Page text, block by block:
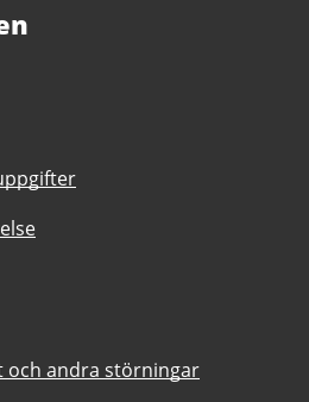
och andra störningar